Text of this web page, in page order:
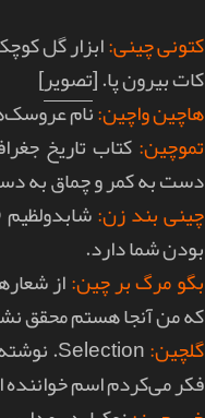
کتونی چینی:ابزار گل
کات بیرون پا. [تصویر]
هاچین واچین:نام
تموچین:کتاب تاریخ
دست به کمر و چماق به
چینی بند زن:
بودن شما دارد.
بگو مرگ بر چین:از
که من آنجا هستم محقق
گلچین:
فکر می‌کردم اسم